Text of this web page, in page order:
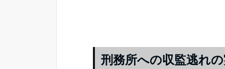
刑務所への収監逃れ